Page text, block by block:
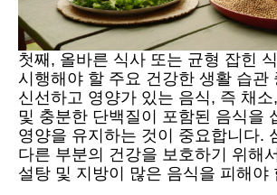
첫째, 올바른 식사 또는 균형 잡힌
시행해야 할 주요 건강한 생활 습관
신선하고 영양가 있는 음식, 즉 채
및 충분한 단백질이 포함된 음식을
영양을 유지하는 것이 중요합니다.
다른 부분의 건강을 보호하기 위해
설탕 및 지방이 많은 음식을 피해야